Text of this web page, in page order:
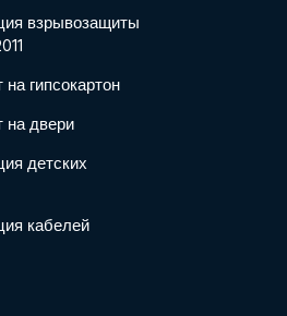
взрывозащиты
гипсокартон
на двери
детских
кабелей